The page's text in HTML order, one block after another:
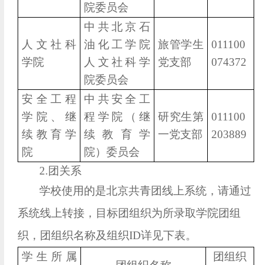
院委员会
人文社科
学院
中共北京石
油化工学院
人文社科学
院委员会
旅管学生
党支部
011100
074372
安全工程
学院、继
续教育学
院
中共安全工
程学院（继
续教育学
院）委员会
研究生第
一党支部
011100
203889
2.团关系
学校使用的是北京共青团线上系统，请通过
系统线上转接，目标团组织为所录取学院团组
织，团组织名称及组织ID详见下表。
学生所属
团组织